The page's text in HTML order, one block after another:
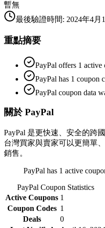
暫無
最後驗證時間: 2024年4月
重點摘要
PayPal offers 1 active
PayPal has 1 coupon
PayPal coupon data
關於 PayPal
PayPal 是更快速、安全的跨
台灣買家與賣家可以更簡單
銷售。
PayPal has 1 active
PayPal Coupon Statistics
Active Coupons 1
Coupon Codes 1
Deals
0